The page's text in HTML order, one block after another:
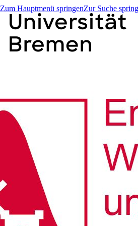
Zum Hauptmenü springenZur Suche